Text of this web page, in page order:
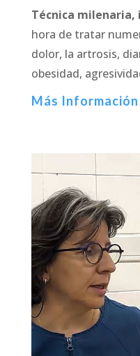
Técnica milenaria,
hora de tratar
dolor, la artrosis,
obesidad,
Más Información